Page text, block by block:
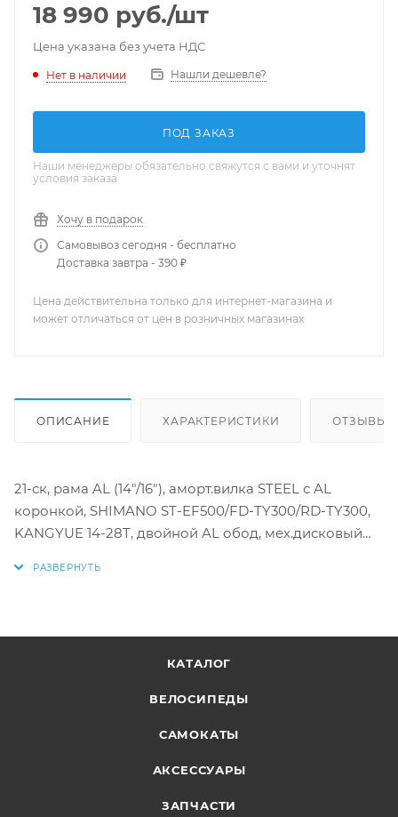
18 990 руб./шт
Цена указана без учета НДС
Нет в наличии Нашли дешевле?
ПОД ЗАКАЗ
Наши менеджеры обязательно свяжутся с вами и уточнят
условия заказа
Хочу в подарок
Самовывоз сегодня - бесплатно
Доставка завтра - 390 ₽
Цена действительна только для интернет-магазина и
может отличаться от цен в розничных магазинах
ОПИСАНИЕ ХАРАКТЕРИСТИКИ ОТЗЫВЫ
21-ск, рама AL (14"/16"), аморт.вилка STEEL с AL
коронкой, SHIMANO ST-EF500/FD-TY300/RD-TY300,
KANGYUE 14-28T, двойной AL обод, мех.дисковый
КАТАЛОГ
ВЕЛОСИПЕДЫ
САМОКАТЫ
АКСЕССУАРЫ
ЗАПЧАСТИ